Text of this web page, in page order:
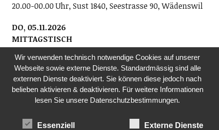
20.00-00.00 Uhr, Sust 1840, Seestrasse 90, Wädenswil
DO, 05.11.2026
MITTAGSTISCH
Pro Senectute, Ortsvertretung Richterswil
Mittagstisch für Seniorinnen und Senioren
ab 60. Im Anschluss Film. Anmeldung an
Fredi Reist, Tel. 044 784 88 52 oder per E-Mail:
ov.richterswil@pszh.ch
Rosengarten, Dorfstrasse 75, Richterswil
Wir verwenden technisch notwendige Cookies auf unserer
Webseite sowie externe Dienste. Standardmässig sind alle
externen Dienste deaktiviert. Sie können diese jedoch nach
belieben aktivieren & deaktivieren. Für weitere Informationen
lesen Sie unsere Datenschutzbestimmungen.
Essenziell Externe Dienste